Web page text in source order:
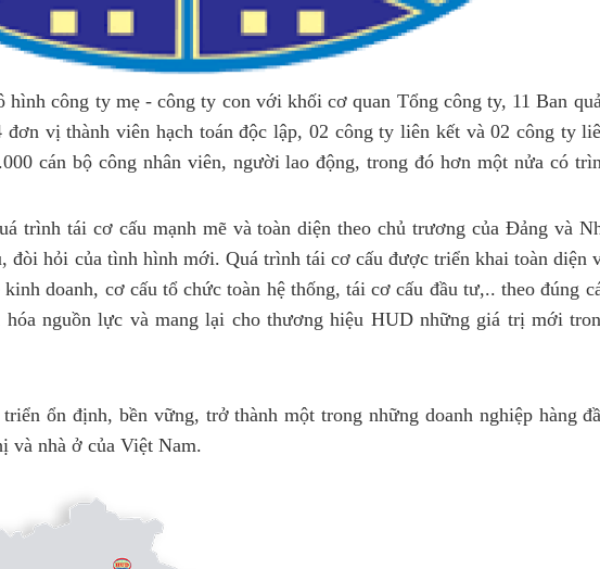
hình công ty mẹ - công ty con với khối cơ quan Tổng công ty, 11 Ban
vị thành viên hạch toán độc lập, 02 công ty liên kết và 02 công ty
cán bộ công nhân viên, người lao động, trong đó hơn một nửa có
trình tái cơ cấu mạnh mẽ và toàn diện theo chủ trương của Đảng và
đòi hỏi của tình hình mới. Quá trình tái cơ cấu được triển khai toàn diện
doanh, cơ cấu tổ chức toàn hệ thống, tái cơ cấu đầu tư,.. theo đúng
nguồn lực và mang lại cho thương hiệu HUD những giá trị mới
ổn định, bền vững, trở thành một trong những doanh nghiệp hàng
và nhà ở của Việt Nam.